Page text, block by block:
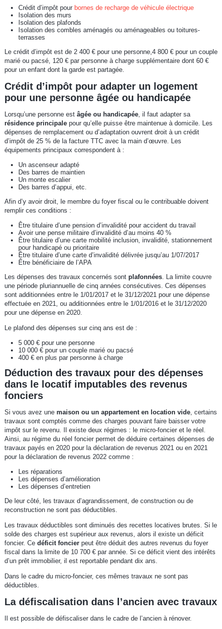
Crédit d’impôt pour bornes de recharge de véhicule électrique
Isolation des murs
Isolation des plafonds
Isolation des combles aménagés ou aménageables ou toitures-
terrasses
Le crédit d’impôt est de 2 400 € pour une personne,4 800 € pour un couple
marié ou pacsé, 120 € par personne à charge supplémentaire dont 60 €
pour un enfant dont la garde est partagée.
Crédit d’impôt pour adapter un logement
pour une personne âgée ou handicapée
Lorsqu’une personne est âgée ou handicapée, il faut adapter sa
résidence principalepour qu’elle puisse être maintenue à domicile. Les
dépenses de remplacement ou d’adaptation ouvrent droit à un crédit
d’impôt de 25 % de la facture TTC avec la main d’œuvre. Les
équipements principaux correspondent à :
Un ascenseur adapté
Des barres de maintien
Un monte escalier
Des barres d’appui, etc.
Afin d’y avoir droit, le membre du foyer fiscal ou le contribuable doivent
remplir ces conditions :
Être titulaire d’une pension d’invalidité pour accident du travail
Avoir une pense militaire d’invalidité d’au moins 40 %
Être titulaire d’une carte mobilité inclusion, invalidité, stationnement
pour handicapé ou prioritaire
Être titulaire d’une carte d’invalidité délivrée jusqu’au 1/07/2017
Être bénéficiaire de l’APA
Les dépenses des travaux concernés sont plafonnées. La limite couvre
une période pluriannuelle de cinq années consécutives. Ces dépenses
sont additionnées entre le 1/01/2017 et le 31/12/2021 pour une dépense
effectuée en 2021, ou additionnées entre le 1/01/2016 et le 31/12/2020
pour une dépense en 2020.
Le plafond des dépenses sur cinq ans est de :
5 000 € pour une personne
10 000 € pour un couple marié ou pacsé
400 € en plus par personne à charge
Déduction des travaux pour des dépenses
dans le locatif imputables des revenus
fonciers
Si vous avez une maison ou un appartement en location vide, certains
travaux sont comptés comme des charges pouvant faire baisser votre
impôt sur le revenu. Il existe deux régimes : le micro-foncier et le réel.
Ainsi, au régime du réel foncier permet de déduire certaines dépenses de
travaux payés en 2020 pour la déclaration de revenus 2021 ou en 2021
pour la déclaration de revenus 2022 comme :
Les réparations
Les dépenses d’amélioration
Les dépenses d’entretien
De leur côté, les travaux d’agrandissement, de construction ou de
reconstruction ne sont pas déductibles.
Les travaux déductibles sont diminués des recettes locatives brutes. Si le
solde des charges est supérieur aux revenus, alors il existe un déficit
foncier. Ce déficit foncierpeut être déduit des autres revenus du foyer
fiscal dans la limite de 10 700 € par année. Si ce déficit vient des intérêts
d’un prêt immobilier, il est reportable pendant dix ans.
Dans le cadre du micro-foncier, ces mêmes travaux ne sont pas
déductibles.
La défiscalisation dans l’ancien avec travaux
Il est possible de défiscaliser dans le cadre de l’ancien à rénover.